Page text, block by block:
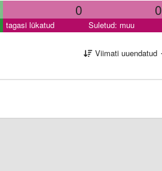
0 0
tagasi lükatud Suletud: muu
Viimati uuendatud